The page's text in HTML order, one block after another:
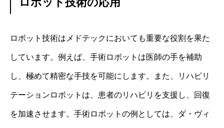
ロボット技術はメドテックにおいても重要な役割を果た
しています。例えば、手術ロボットは医師の手を補助
し、極めて精密な手技を可能にします。また、リハビリ
テーションロボットは、患者のリハビリを支援し、回復
を加速させます。手術ロボットの例としては、ダ・ヴィ